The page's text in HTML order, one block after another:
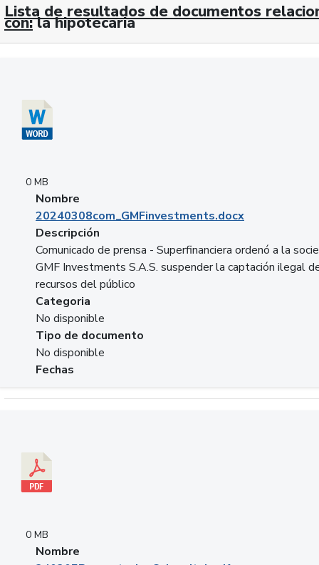
Lista de resultados de documentos
con: la hipotecaria
0 MB
Nombre
20240308com_GMFinvestments.docx
Descripción
Comunicado de prensa - Superfinanciera ordenó a la
GMF Investments S.A.S. suspender la captación ilegal
recursos del público
Categoria
No disponible
Tipo de documento
No disponible
Fechas
0 MB
Nombre